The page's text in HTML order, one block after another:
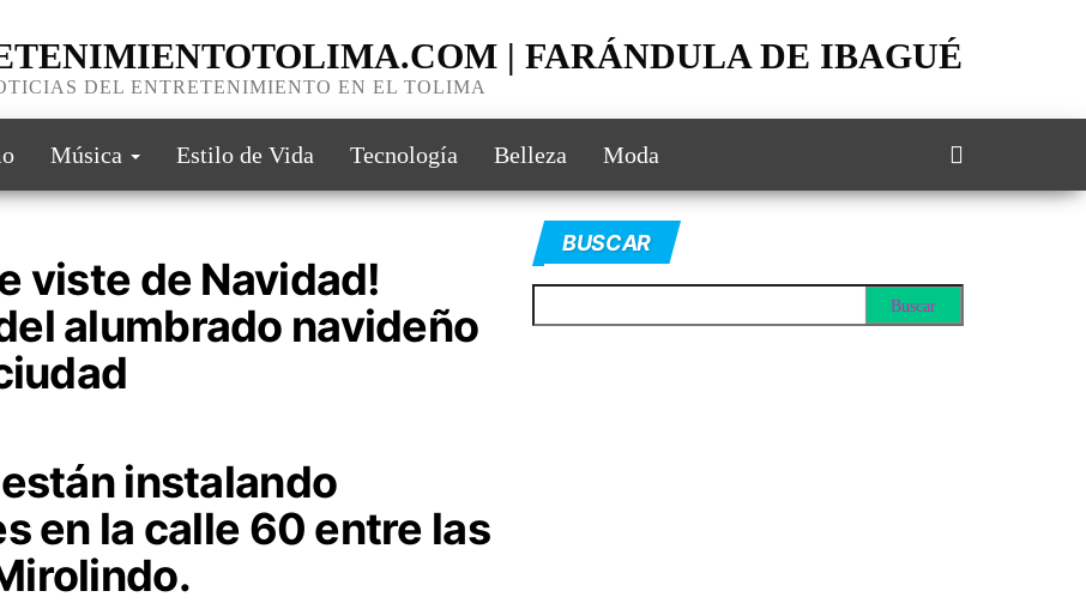
| FARÁNDULA DE IBAGUÉ
DEL ENTRETENIMIENTO EN EL TOLIMA
Música Estilo de Vida Tecnología Belleza Moda
viste de Navidad!
alumbrado navideño
instalando
en la calle 60 entre las
BUSCAR